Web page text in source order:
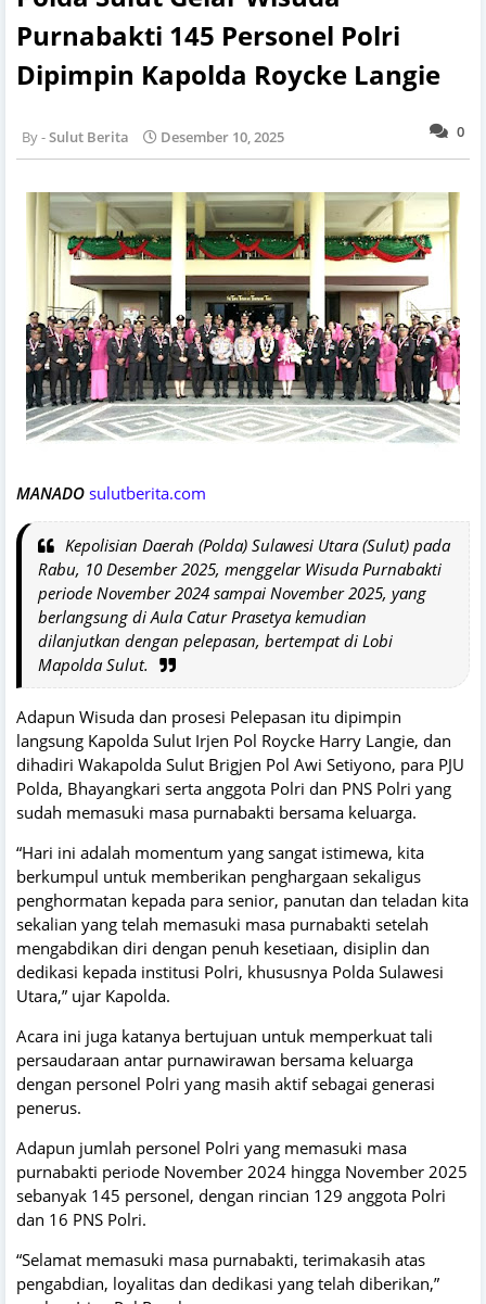
Purnabakti 145 Personel Polri
Dipimpin Kapolda Roycke Langie
0
Sulut Berita Desember 10, 2025
MANADO sulutberita.com
Kepolisian Daerah (Polda) Sulawesi Utara (Sulut) pada
Rabu, 10 Desember 2025, menggelar Wisuda Purnabakti
periode November 2024 sampai November 2025, yang
berlangsung di Aula Catur Prasetya kemudian
dilanjutkan dengan pelepasan, bertempat di Lobi
Mapolda Sulut.
Adapun Wisuda dan prosesi Pelepasan itu dipimpin
langsung Kapolda Sulut Irjen Pol Roycke Harry Langie, dan
dihadiri Wakapolda Sulut Brigjen Pol Awi Setiyono, para PJU
Polda, Bhayangkari serta anggota Polri dan PNS Polri yang
sudah memasuki masa purnabakti bersama keluarga.
“Hari ini adalah momentum yang sangat istimewa, kita
berkumpul untuk memberikan penghargaan sekaligus
penghormatan kepada para senior, panutan dan teladan kita
sekalian yang telah memasuki masa purnabakti setelah
mengabdikan diri dengan penuh kesetiaan, disiplin dan
dedikasi kepada institusi Polri, khususnya Polda Sulawesi
Utara,” ujar Kapolda.
Acara ini juga katanya bertujuan untuk memperkuat tali
persaudaraan antar purnawirawan bersama keluarga
dengan personel Polri yang masih aktif sebagai generasi
penerus.
Adapun jumlah personel Polri yang memasuki masa
purnabakti periode November 2024 hingga November 2025
sebanyak 145 personel, dengan rincian 129 anggota Polri
dan 16 PNS Polri.
“Selamat memasuki masa purnabakti, terimakasih atas
pengabdian, loyalitas dan dedikasi yang telah diberikan,”